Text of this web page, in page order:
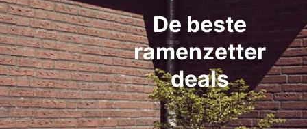
Airco
Alarmsystemen
Architect
Asbest
Bestrating
De beste
ramenzetter
deals